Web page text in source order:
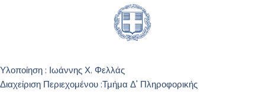
Υλοποίηση : Ιωάννης Χ. Φελλάς
Διαχείριση Περιεχομένου :Τμήμα Δ' Πληροφορικής